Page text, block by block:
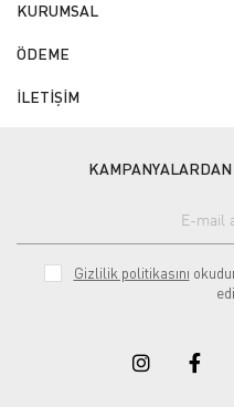
KURUMSAL
ÖDEME
İLETİŞİM
Gizlilik politikasını